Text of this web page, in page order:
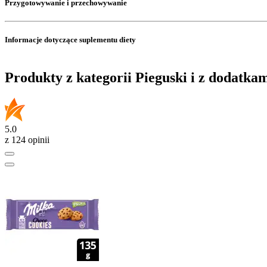
Przygotowywanie i przechowywanie
Informacje dotyczące suplementu diety
Produkty z kategorii Pieguski i z
5.0
z 124 opinii